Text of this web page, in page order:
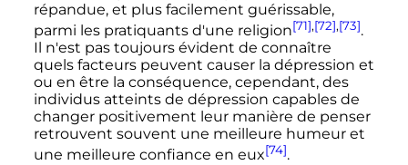
répandue, et plus facilement guérissable,
parmi les pratiquants d'une religion[71],[72],[73].
Il n'est pas toujours évident de connaître
quels facteurs peuvent causer la dépression et
ou en être la conséquence, cependant, des
individus atteints de dépression capables de
changer positivement leur manière de penser
retrouvent souvent une meilleure humeur et
une meilleure confiance en eux[74].